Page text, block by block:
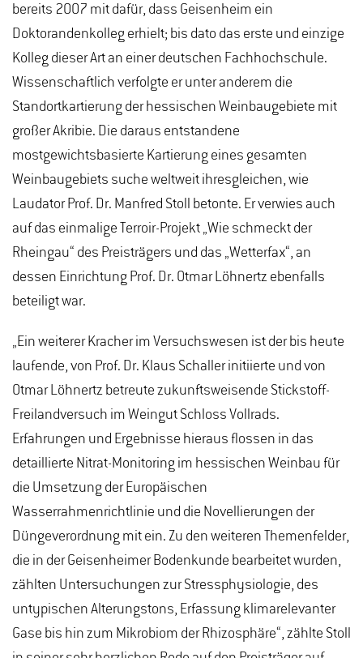
bereits 2007 mit dafür, dass Geisenheim ein
Doktorandenkolleg erhielt; bis dato das erste und einzige
Kolleg dieser Art an einer deutschen Fachhochschule.
Wissenschaftlich verfolgte er unter anderem die
Standortkartierung der hessischen Weinbaugebiete mit
großer Akribie. Die daraus entstandene
mostgewichtsbasierte Kartierung eines gesamten
Weinbaugebiets suche weltweit ihresgleichen, wie
Laudator Prof. Dr. Manfred Stoll betonte. Er verwies auch
auf das einmalige Terroir-Projekt „Wie schmeckt der
Rheingau“ des Preisträgers und das „Wetterfax“, an
dessen Einrichtung Prof. Dr. Otmar Löhnertz ebenfalls
beteiligt war.
„Ein weiterer Kracher im Versuchswesen ist der bis heute
laufende, von Prof. Dr. Klaus Schaller initiierte und von
Otmar Löhnertz betreute zukunftsweisende Stickstoff-
Freilandversuch im Weingut Schloss Vollrads.
Erfahrungen und Ergebnisse hieraus flossen in das
detaillierte Nitrat-Monitoring im hessischen Weinbau für
die Umsetzung der Europäischen
Wasserrahmenrichtlinie und die Novellierungen der
Düngeverordnung mit ein. Zu den weiteren Themenfelder,
die in der Geisenheimer Bodenkunde bearbeitet wurden,
zählten Untersuchungen zur Stressphysiologie, des
untypischen Alterungstons, Erfassung klimarelevanter
Gase bis hin zum Mikrobiom der Rhizosphäre“, zählte Stoll